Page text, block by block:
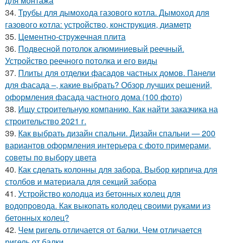
34. Трубы для дымохода газового котла. Дымоход для
газового котла: устройство, конструкция, диаметр
35. Цементно-стружечная плита
36. Подвесной потолок алюминиевый реечный.
Устройство реечного потолка и его виды
37. Плиты для отделки фасадов частных домов. Панели
для фасада –, какие выбрать? Обзор лучших решений,
оформления фасада частного дома (100 фото)
38. Ищу строительную компанию. Как найти заказчика на
строительство 2021 г.
39. Как выбрать дизайн спальни. Дизайн спальни — 200
вариантов оформления интерьера с фото примерами,
советы по выбору цвета
40. Как сделать колонны для забора. Выбор кирпича для
столбов и материала для секций забора
41. Устройство колодца из бетонных колец для
водопровода. Как выкопать колодец своими руками из
бетонных колец?
42. Чем ригель отличается от балки. Чем отличается